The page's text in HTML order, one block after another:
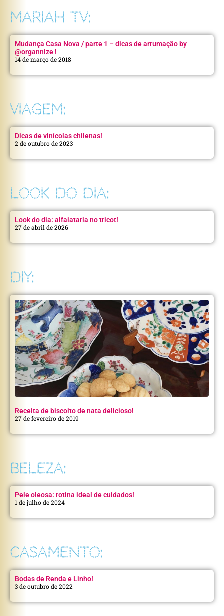
MARIAH TV:
Mudança Casa Nova / parte 1 – dicas de arrumação by
@organnize !
14 de março de 2018
VIAGEM:
Dicas de vinícolas chilenas!
2 de outubro de 2023
LOOK DO DIA:
Look do dia: alfaiataria no tricot!
27 de abril de 2026
DIY:
Receita de biscoito de nata delicioso!
27 de fevereiro de 2019
BELEZA:
Pele oleosa: rotina ideal de cuidados!
1 de julho de 2024
CASAMENTO:
Bodas de Renda e Linho!
3 de outubro de 2022